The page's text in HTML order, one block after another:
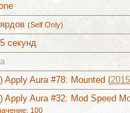
(Self Only)
секунд
Apply Aura #78: Mounted (
Apply Aura #32: Mod Speed
100